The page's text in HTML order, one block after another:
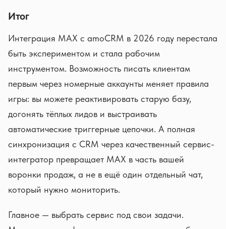
Итог
Интеграция MAX с amoCRM в 2026 году перестала
быть экспериментом и стала рабочим
инструментом. Возможность писать клиентам
первым через номерные аккаунты меняет правила
игры: вы можете реактивировать старую базу,
догонять тёплых лидов и выстраивать
автоматические триггерные цепочки. А полная
синхронизация с CRM через качественный сервис-
интегратор превращает MAX в часть вашей
воронки продаж, а не в ещё один отдельный чат,
который нужно мониторить.
Главное — выбрать сервис под свои задачи.